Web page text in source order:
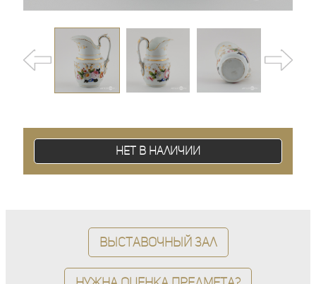
Нет в наличии
Выставочный зал